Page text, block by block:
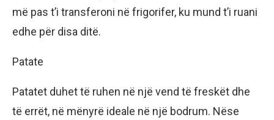
më pas t’i transferoni në frigorifer, ku mund t’i ruani
edhe për disa ditë.
Patate
Patatet duhet të ruhen në një vend të freskët dhe
të errët, në mënyrë ideale në një bodrum. Nëse